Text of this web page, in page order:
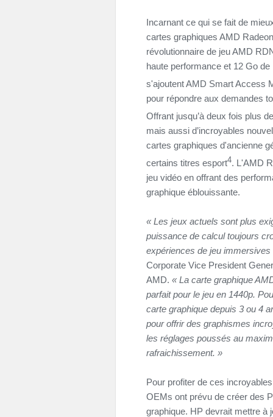
Incarnant ce qui se fait de
cartes graphiques AMD
révolutionnaire de jeu AMD
haute performance et 12 Go
s'ajoutent AMD Smart Access
pour répondre aux demandes
Offrant jusqu’à deux fois plus
mais aussi d’incroyables
cartes graphiques d'ancienne
certains titres esport4. L'AMD
jeu vidéo en offrant des
graphique éblouissante.
« Les jeux actuels sont plus
puissance de calcul toujours
expériences de jeu
Corporate Vice President
AMD. « La carte graphique
parfait pour le jeu en 1440p.
carte graphique depuis 3 ou 4
pour offrir des graphismes
les réglages poussés au
rafraichissement. »
Pour profiter de ces
OEMs ont prévu de créer des
graphique. HP devrait mettre à